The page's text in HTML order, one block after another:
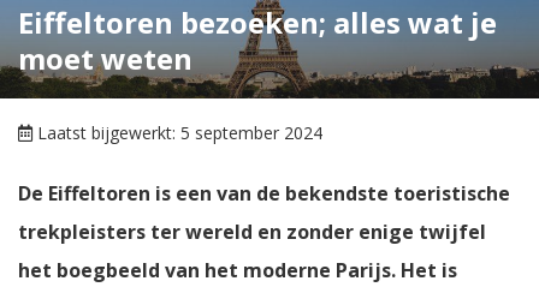
Eiffeltoren bezoeken; alles wat je
moet weten
Laatst bijgewerkt: 5 september 2024
De Eiffeltoren is een van de bekendste toeristische
trekpleisters ter wereld en zonder enige twijfel
het boegbeeld van het moderne Parijs. Het is